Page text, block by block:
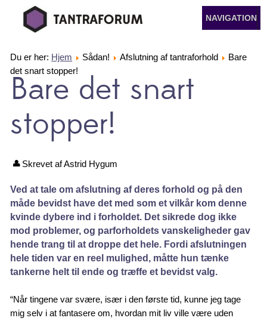
NAVIGATION
Du er her: Hjem Sådan! Afslutning af tantraforhold
Bare
det snart stopper!
Bare det snart
stopper!
Skrevet af Astrid Hygum
Ved at tale om afslutning af deres forhold og på den
måde bevidst have det med som et vilkår kom denne
kvinde dybere ind i forholdet. Det sikrede dog ikke
mod problemer, og parforholdets vanskeligheder gav
hende trang til at droppe det hele. Fordi afslutningen
hele tiden var en reel mulighed, måtte hun tænke
tankerne helt til ende og træffe et bevidst valg.
“Når tingene var svære, især i den første tid, kunne jeg tage
mig selv i at fantasere om, hvordan mit liv ville være uden